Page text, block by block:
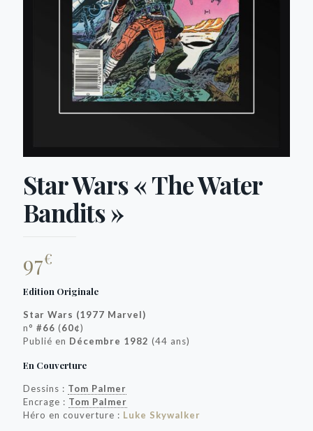
Star Wars « The Water
Bandits »
97€
Edition Originale
Star Wars (1977 Marvel)
n° #66 (60¢)
Publié en Décembre 1982 (44 ans)
En Couverture
Dessins : Tom Palmer
Encrage : Tom Palmer
Héro en couverture : Luke Skywalker